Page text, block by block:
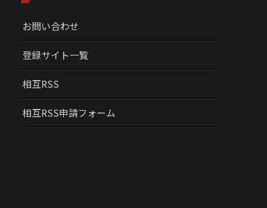
お問い合わせ
登録サイト一覧
相互RSS
相互RSS申請フォーム